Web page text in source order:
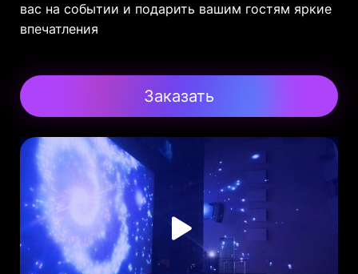
вас на событии и подарить вашим гостям яркие
впечатления
Заказать